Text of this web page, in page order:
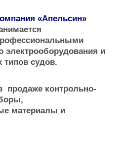
Галерея флота
«Апельсин»
электрооборудования и
типов судов.
продаже контрольно-
материалы и